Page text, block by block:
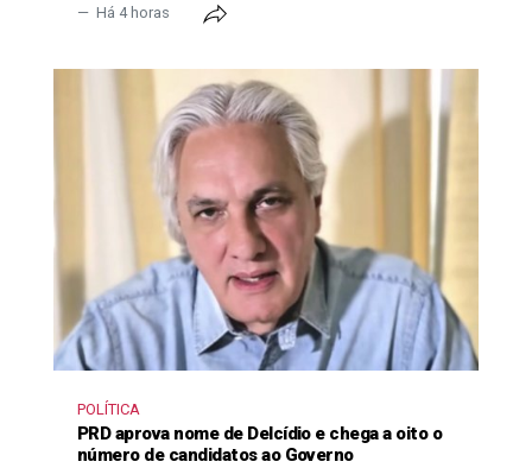
Há 4 horas
POLÍTICA
PRD aprova nome de Delcídio e chega a oito o
número de candidatos ao Governo